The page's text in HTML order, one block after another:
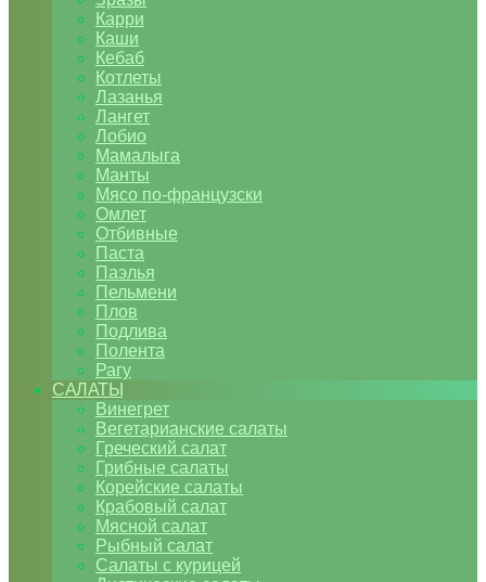
Карри
Каши
Кебаб
Котлеты
Лазанья
Лангет
Лобио
Мамалыга
Манты
Мясо по-французски
Омлет
Отбивные
Паста
Паэлья
Пельмени
Плов
Подлива
Полента
Рагу
САЛАТЫ
Винегрет
Вегетарианские салаты
Греческий салат
Грибные салаты
Корейские салаты
Крабовый салат
Мясной салат
Рыбный салат
Салаты с курицей